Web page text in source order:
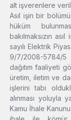
alt işverenlere
Asıl işin bir
hüküm
bakılmaksızın
sayılı Elektrik
9/7/2008-5784/
dağıtım faaliyeti
üretim, iletim ve
işlerini tabi
alınması yoluyla
Kamu İhale